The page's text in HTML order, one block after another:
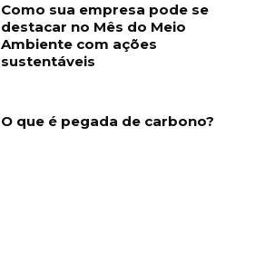
Como sua empresa pode se
destacar no Mês do Meio
Ambiente com ações
sustentáveis
O que é pegada de carbono?